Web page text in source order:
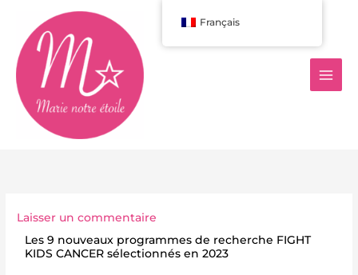
contenu
Laisser un commentaire
Les 9 nouveaux programmes de recherche FIGHT
KIDS CANCER sélectionnés en 2023
Français